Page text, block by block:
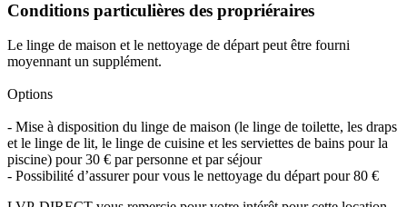
Conditions particulières des propriéraires
Le linge de maison et le nettoyage de départ peut être fourni
moyennant un supplément.
Options
- Mise à disposition du linge de maison (le linge de toilette, les draps
et le linge de lit, le linge de cuisine et les serviettes de bains pour la
piscine) pour 30 € par personne et par séjour
- Possibilité d’assurer pour vous le nettoyage du départ pour 80 €